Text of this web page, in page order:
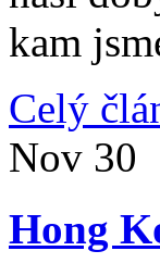
kam
Celý
Nov 30
Hong